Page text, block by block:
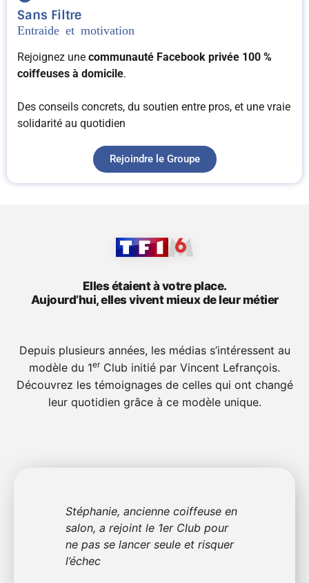
Sans Filtre
Entraide et motivation
Rejoignez une communauté Facebook privée 100 %
coiffeuses à domicile.
Des conseils concrets, du soutien entre pros, et une vraie
solidarité au quotidien
Rejoindre le Groupe
Elles étaient à votre place.
Aujourd’hui, elles vivent mieux de leur métier
Depuis plusieurs années, les médias s’intéressent au
modèle du 1erClub initié par Vincent Lefrançois.
Découvrez les témoignages de celles qui ont changé
leur quotidien grâce à ce modèle unique.
Stéphanie, ancienne coiffeuse en
salon, a rejoint le 1er Club pour
ne pas se lancer seule et risquer
l’échec